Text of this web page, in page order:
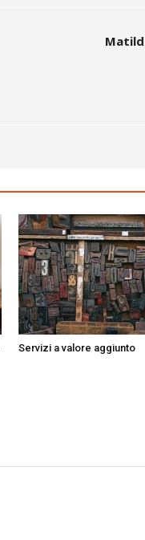
Servizi a valore aggiunto